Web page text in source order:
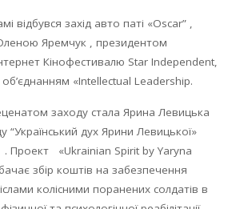
відбувся захід авто паті «Oscar” ,
Яремчук , президентом
Кінофестивалю Star Independent,
«Intellectual Leadership.
заходу стала Ярина Левицька
“Український дух Ярини Левицької»
. Проект «Ukrainian Spirit by Yaryna
збір коштів на забезпечення
колісними поранених солдатів в